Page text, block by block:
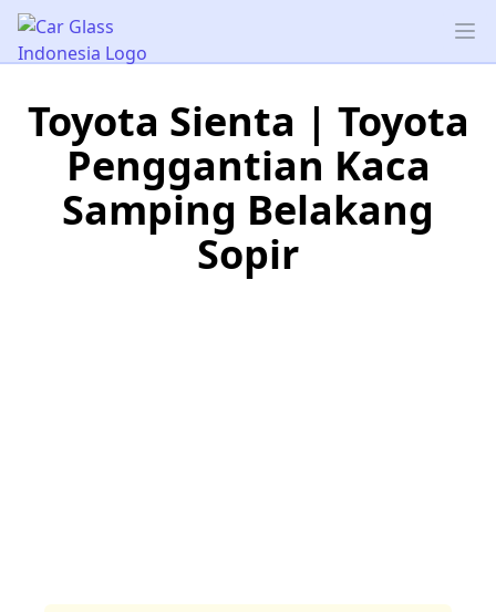
Car Glass Indonesia
Toyota Sienta | Toyota
Penggantian Kaca
Samping Belakang
Sopir